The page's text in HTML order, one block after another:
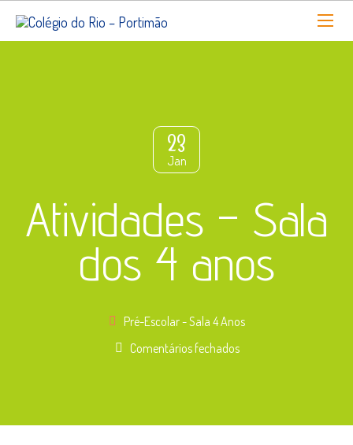
23
Jan
Atividades – Sala
dos 4 anos
Pré-Escolar - Sala 4 Anos
Comentários fechadosem